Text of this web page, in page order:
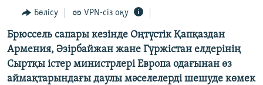
Search
ӘЛЕМ
АРНАЙЫ ЖОБАЛАР
Русский
Бөлісу VPN-сіз оқу
Брюссель сапары кезінде Оңтүстік Қапқаздан
Армения, Әзірбайжан жане Гүржістан елдерінің
Сыртқы істер министрлері Европа одағынан өз
аймақтарындағы даулы мәселелерді шешуде көмек